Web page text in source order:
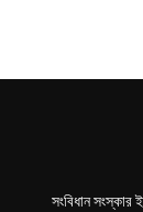
সংবিধান সংস্কার